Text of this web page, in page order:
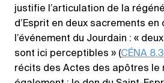
justifie l’articulation de la
d’Esprit en deux sacrements en
l’événement du Jourdain : «
sont ici perceptibles » (CÉNA
récits des Actes des apôtres le